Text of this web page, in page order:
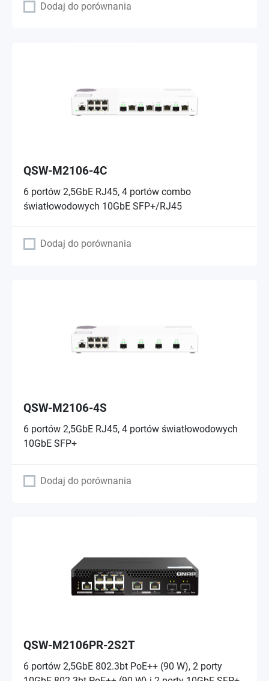
Dodaj do porównania
QSW-M2106-4C
6 portów 2,5GbE RJ45, 4 portów combo
światłowodowych 10GbE SFP+/RJ45
Dodaj do porównania
QSW-M2106-4S
6 portów 2,5GbE RJ45, 4 portów światłowodowych
10GbE SFP+
Dodaj do porównania
QSW-M2106PR-2S2T
6 portów 2,5GbE 802.3bt PoE++ (90 W), 2 porty